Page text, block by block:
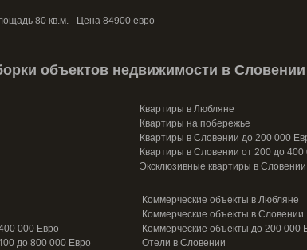
80 кв.м. - Цена 84900 евро
объектов недвижимости в Словении
Квартиры в Любляне
Квартиры на побережье
Квартиры в Словении до 200 000
Квартиры в Словении от 200 до 400
Эксклюзивные квартиры в
000 Евро
до 800 000 Евро
Коммерческие объекты в Любляне
Коммерческие объекты в Словении
Коммерческие объекты до 200 000
Отели в Словении